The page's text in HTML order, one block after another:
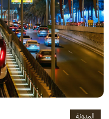
المدونة